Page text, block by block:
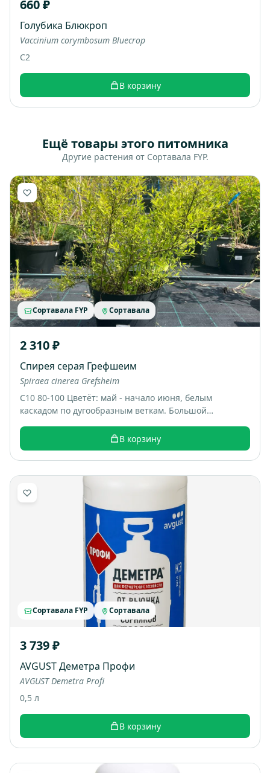
660 ₽
Голубика Блюкроп
Vaccinium corymbosum Bluecrop
C2
В корзину
Ещё товары этого питомника
Другие растения от Сортавала FYP.
Сортавала FYP Сортавала
2 310 ₽
Спирея серая Грефшеим
Spiraea cinerea Grefsheim
С10 80-100 Цветёт: май - начало июня, белым
каскадом по дугообразным веткам. Большой
цветами, выглядит как “белый фонтан”. Итоговый
размер: примерно 1,5-2 м высотой и шириной.
В корзину
Сортавала FYP Сортавала
3 739 ₽
AVGUST Деметра Профи
AVGUST Demetra Profi
0,5 л
В корзину